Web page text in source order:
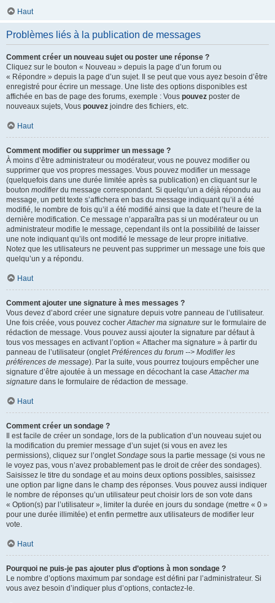
Haut
Problèmes liés à la publication de messages
Comment créer un nouveau sujet ou poster une réponse ?
Cliquez sur le bouton « Nouveau » depuis la page d’un forum ou
« Répondre » depuis la page d’un sujet. Il se peut que vous ayez besoin d’être
enregistré pour écrire un message. Une liste des options disponibles est
affichée en bas de page des forums, exemple : Vous pouvez poster de
nouveaux sujets, Vous pouvez joindre des fichiers, etc.
Haut
Comment modifier ou supprimer un message ?
À moins d’être administrateur ou modérateur, vous ne pouvez modifier ou
supprimer que vos propres messages. Vous pouvez modifier un message
(quelquefois dans une durée limitée après sa publication) en cliquant sur le
bouton modifierdu message correspondant. Si quelqu’un a déjà répondu au
message, un petit texte s’affichera en bas du message indiquant qu’il a été
modifié, le nombre de fois qu’il a été modifié ainsi que la date et l’heure de la
dernière modification. Ce message n’apparaîtra pas si un modérateur ou un
administrateur modifie le message, cependant ils ont la possibilité de laisser
une note indiquant qu’ils ont modifié le message de leur propre initiative.
Notez que les utilisateurs ne peuvent pas supprimer un message une fois que
quelqu’un y a répondu.
Haut
Comment ajouter une signature à mes messages ?
Vous devez d’abord créer une signature depuis votre panneau de l’utilisateur.
Une fois créée, vous pouvez cocherAttacher ma signature sur le formulaire de
rédaction de message. Vous pouvez aussi ajouter la signature par défaut à
tous vos messages en activant l’option « Attacher ma signature » à partir du
panneau de l’utilisateur (ongletPréférences du forum --> Modifier les
préférences de message). Par la suite, vous pourrez toujours empêcher une
signature d’être ajoutée à un message en décochant la caseAttacher ma
signature dans le formulaire de rédaction de message.
Haut
Comment créer un sondage ?
Il est facile de créer un sondage, lors de la publication d’un nouveau sujet ou
la modification du premier message d’un sujet (si vous en avez les
permissions), cliquez sur l’ongletSondage sous la partie message (si vous ne
le voyez pas, vous n’avez probablement pas le droit de créer des sondages).
Saisissez le titre du sondage et au moins deux options possibles, saisissez
une option par ligne dans le champ des réponses. Vous pouvez aussi indiquer
le nombre de réponses qu’un utilisateur peut choisir lors de son vote dans
« Option(s) par l’utilisateur », limiter la durée en jours du sondage (mettre « 0 »
pour une durée illimitée) et enfin permettre aux utilisateurs de modifier leur
vote.
Haut
Pourquoi ne puis-je pas ajouter plus d’options à mon sondage ?
Le nombre d’options maximum par sondage est défini par l’administrateur. Si
vous avez besoin d’indiquer plus d’options, contactez-le.